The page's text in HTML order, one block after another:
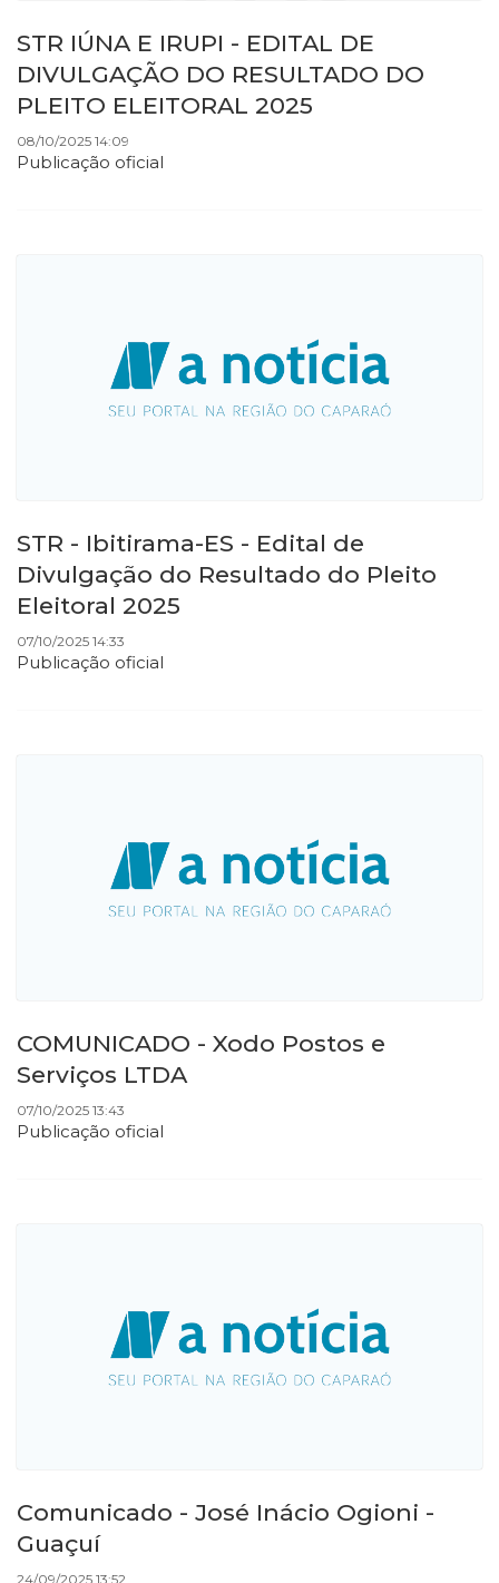
STR IÚNA E IRUPI - EDITAL DE
DIVULGAÇÃO DO RESULTADO DO
PLEITO ELEITORAL 2025
08/10/2025 14:09
Publicação oficial
STR - Ibitirama-ES - Edital de
Divulgação do Resultado do Pleito
Eleitoral 2025
07/10/2025 14:33
Publicação oficial
COMUNICADO - Xodo Postos e
Serviços LTDA
07/10/2025 13:43
Publicação oficial
Comunicado - José Inácio Ogioni -
Guaçuí
24/09/2025 13:52